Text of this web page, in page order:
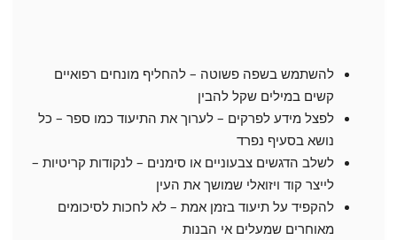
להשתמש בשפה פשוטה – להחליף מונחים רפואיים
קשים במילים שקל להבין
לפצל מידע לפרקים – לערוך את התיעוד כמו ספר – כל
נושא בסעיף נפרד
לשלב הדגשים צבעוניים או סימנים – לנקודות קריטיות –
לייצר קוד ויזואלי שמושך את העין
להקפיד על תיעוד בזמן אמת – לא לחכות לסיכומים
מאוחרים שמעלים אי הבנות